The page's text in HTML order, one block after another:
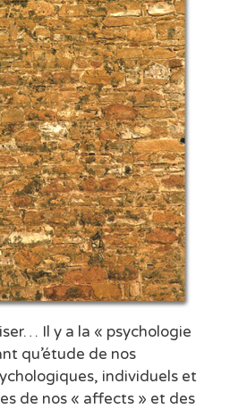
Il y a la « psychologie
qu’étude de nos
individuels et
de nos « affects » et des